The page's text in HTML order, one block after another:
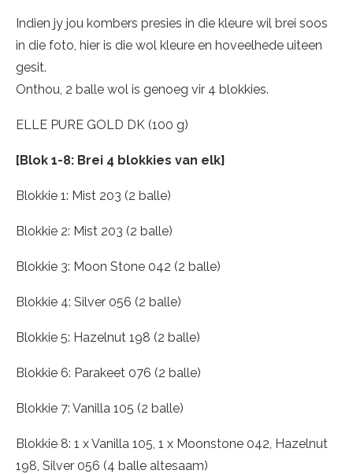
Indien jy jou kombers presies in die kleure wil brei soos
in die foto, hier is die wol kleure en hoveelhede uiteen
gesit.
Onthou, 2 balle wol is genoeg vir 4 blokkies.
ELLE PURE GOLD DK (100 g)
[Blok 1-8: Brei 4 blokkies van elk]
Blokkie 1: Mist 203 (2 balle)
Blokkie 2: Mist 203 (2 balle)
Blokkie 3: Moon Stone 042 (2 balle)
Blokkie 4: Silver 056 (2 balle)
Blokkie 5: Hazelnut 198 (2 balle)
Blokkie 6: Parakeet 076 (2 balle)
Blokkie 7: Vanilla 105 (2 balle)
Blokkie 8: 1 x Vanilla 105, 1 x Moonstone 042, Hazelnut
198, Silver 056 (4 balle altesaam)